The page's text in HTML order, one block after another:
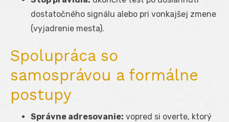
dostatočného signálu alebo pri vonkajšej zmene
(vyjadrenie mesta).
Spolupráca so
samosprávou a formálne
postupy
Správne adresovanie: vopred si overte, ktorý